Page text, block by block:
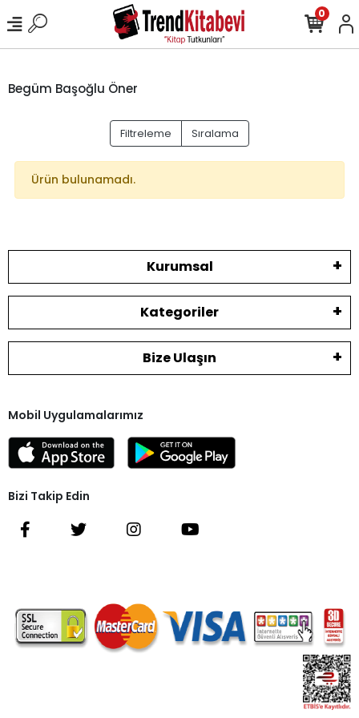
0
Begüm Başoğlu Öner
Filtreleme Sıralama
Ürün bulunamadı.
Kurumsal
Kategoriler
Bize Ulaşın
Mobil Uygulamalarımız
Bizi Takip Edin